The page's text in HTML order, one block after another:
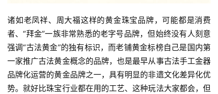
诸如老凤祥、周大福这样的黄金珠宝品牌，可能都是消费
者、“拜金”一族非常熟悉的老字号品牌，但始终没有人刻意
强调“古法黄金”的独有标识，而老铺黄金标榜自己是国内第
一家推广古法黄金概念的品牌，也是最早从事古法手工金器
品牌化运营的黄金品牌之一，具有明显的非遗文化差异化优
势。就好比珠宝行业都在用的工艺、这种玩法大家都会，但